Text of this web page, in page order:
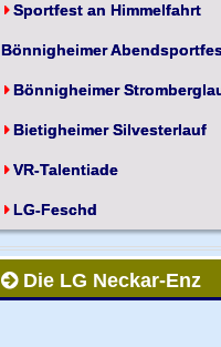
Sportfest an Himmelfahrt
Bönnigheimer
Bönnigheimer
Bietigheimer Silvesterlauf
VR-Talentiade
LG-Feschd
Die LG Neckar-Enz